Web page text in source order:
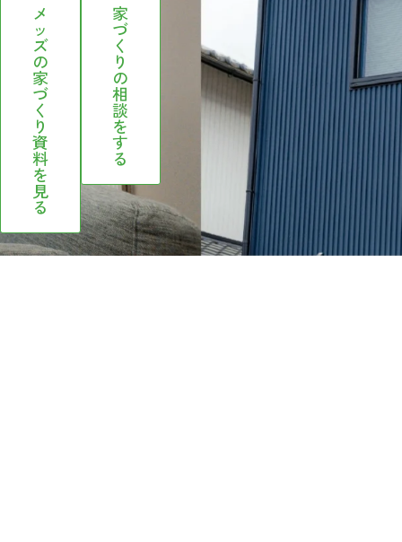
メ
ッ
ズ
の
家
づ
く
り
資
料
を
見
る
家
づ
く
り
の
相
談
を
す
る